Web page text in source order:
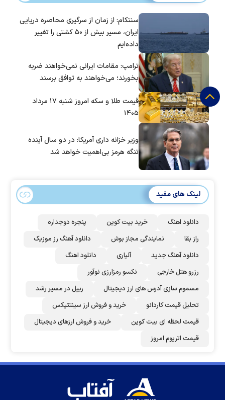
سنتکام: از زمان از سرگیری محاصره دریایی
ایران، مسیر بیش از ۵۰ کشتی را تغییر
داده‌ایم
ترامپ: مقامات ایرانی نمی‌خواهند ضربه
بخورند؛ می‌خواهند به توافق برسند
قیمت طلا و سکه امروز شنبه ۱۷ مرداد
۱۴۰۵
وزیر خزانه داری آمریکا: در دو سال آینده
تنگه هرمز بی‌اهمیت خواهد شد
لینک های مفید
دانلود اهنگ خرید بیت کوین
پنجره دوجداره
راز بقا
نمایندگی مجاز بوش
دانلود آهنگ رز‌ موزیک
دانلود آهنگ جدید
آلپاری
دانلود اهنگ
رزرو هتل خارجی
نکسو رمزارزی نوآور
مسموم سازی آدرس های ارز دیجیتال
ریپل در مسیر رشد
تحلیل قیمت کاردانو
خرید و فروش ارز سینتتیکس
قیمت لحظه ای بیت کوین
خرید و فروش ارزهای دیجیتال
قیمت اتریوم امروز